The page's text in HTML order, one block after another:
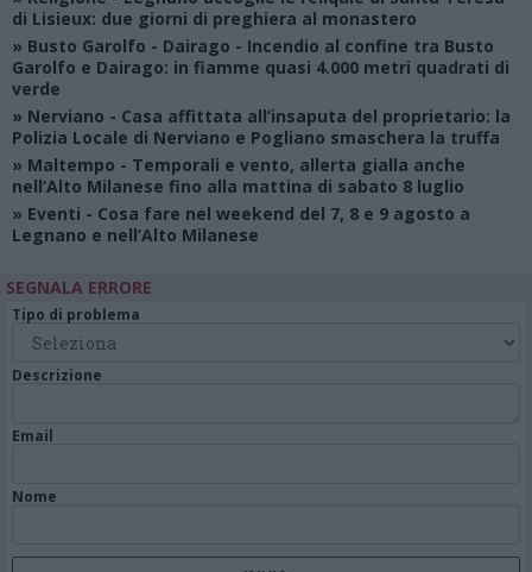
di Lisieux: due giorni di preghiera al monastero
» Busto Garolfo - Dairago - Incendio al confine tra Busto
Garolfo e Dairago: in fiamme quasi 4.000 metri quadrati di
verde
» Nerviano - Casa affittata all’insaputa del proprietario: la
Polizia Locale di Nerviano e Pogliano smaschera la truffa
» Maltempo - Temporali e vento, allerta gialla anche
nell’Alto Milanese fino alla mattina di sabato 8 luglio
» Eventi - Cosa fare nel weekend del 7, 8 e 9 agosto a
Legnano e nell’Alto Milanese
SEGNALA ERRORE
Tipo di problema
Descrizione
Email
Nome